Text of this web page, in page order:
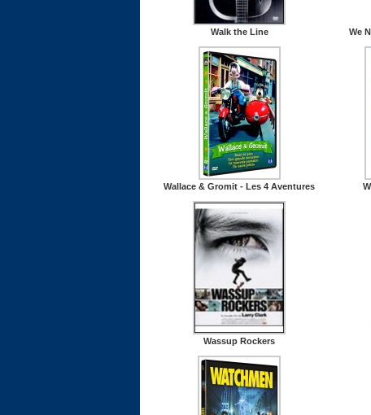
Walk the Line
Wallace & Gromit - Les 4 Aventures
Wassup Rockers
We